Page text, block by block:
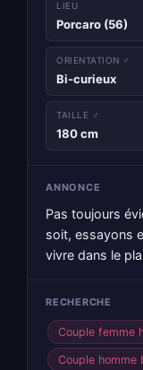
LIEU
Porcaro (56)
ORIENTATION ♂
Bi-curieux
TAILLE ♂
180 cm
ANNONCE
Pas toujours
soit, essayons
vivre dans le
RECHERCHE
Couple femme
Couple homme